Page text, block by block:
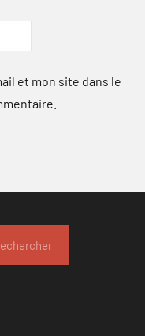
et mon site dans le